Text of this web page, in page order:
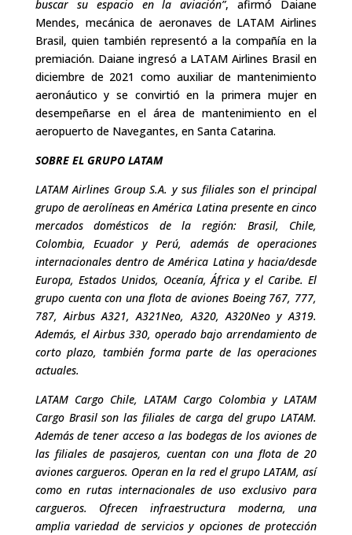
buscar su espacio en la aviación”, afirmó Daiane
Mendes, mecánica de aeronaves de LATAM Airlines
Brasil, quien también representó a la compañía en la
premiación. Daiane ingresó a LATAM Airlines Brasil en
diciembre de 2021 como auxiliar de mantenimiento
aeronáutico y se convirtió en la primera mujer en
desempeñarse en el área de mantenimiento en el
aeropuerto de Navegantes, en Santa Catarina.
SOBRE EL GRUPO LATAM
LATAM Airlines Group S.A. y sus filiales son el principal
grupo de aerolíneas en América Latina presente en cinco
mercados domésticos de la región: Brasil, Chile,
Colombia, Ecuador y Perú, además de operaciones
internacionales dentro de América Latina y hacia/desde
Europa, Estados Unidos, Oceanía, África y el Caribe. El
grupo cuenta con una flota de aviones Boeing 767, 777,
787, Airbus A321, A321Neo, A320, A320Neo y A319.
Además, el Airbus 330, operado bajo arrendamiento de
corto plazo, también forma parte de las operaciones
actuales.
LATAM Cargo Chile, LATAM Cargo Colombia y LATAM
Cargo Brasil son las filiales de carga del grupo LATAM.
Además de tener acceso a las bodegas de los aviones de
las filiales de pasajeros, cuentan con una flota de 20
aviones cargueros. Operan en la red el grupo LATAM, así
como en rutas internacionales de uso exclusivo para
cargueros. Ofrecen infraestructura moderna, una
amplia variedad de servicios y opciones de protección